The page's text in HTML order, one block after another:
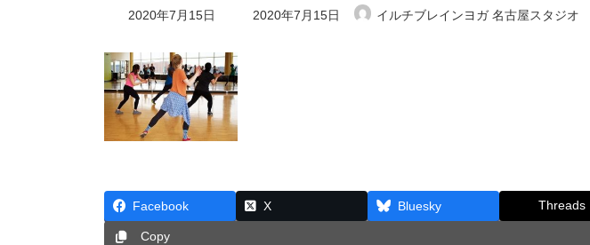
2020年7月15日
最
終
2020年7月15日 イルチブレインヨガ 名古屋スタジオ
Facebook X Bluesky Threads
Copy